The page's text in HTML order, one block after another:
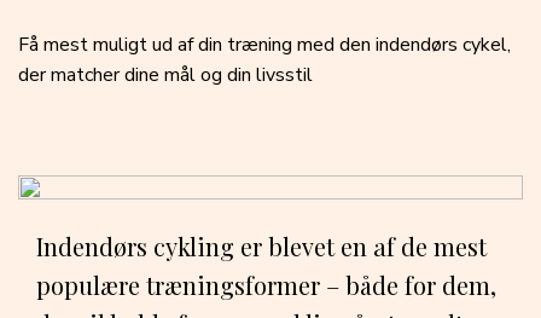
Få mest muligt ud af din træning med den indendørs cykel,
der matcher dine mål og din livsstil
Indendørs cykling er blevet en af de mest
populære træningsformer – både for dem,